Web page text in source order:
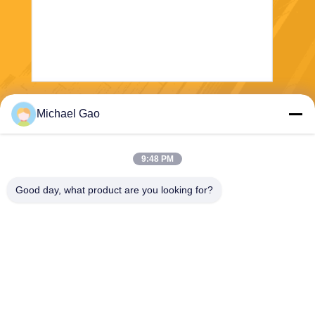
Michael Gao
9:48 PM
Good day, what product are you looking for?